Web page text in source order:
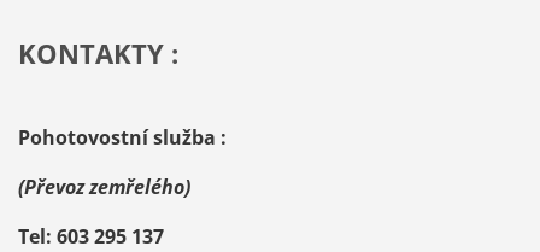
KONTAKTY :
Pohotovostní služba :
(Převoz zemřelého)
Tel: 603 295 137